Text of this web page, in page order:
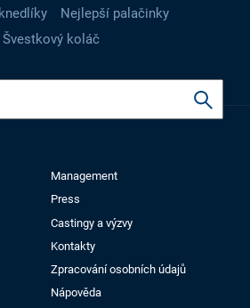
Nejlepší palačinky
Švestkový koláč
Management
Press
Castingy a výzvy
Kontakty
Zpracování osobních údajů
Nápověda